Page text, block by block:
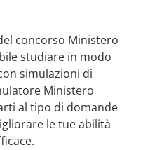
concorso Ministero
studiare in modo
simulazioni di
Ministero
al tipo di domande
le tue abilità